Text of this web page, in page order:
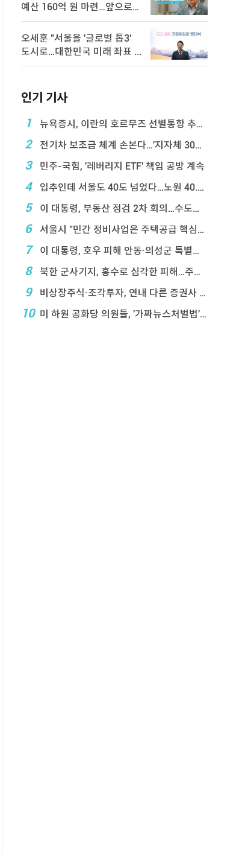
예산 160억 원 마련…앞으로도
...
오세훈 "서울을 '글로벌 톱3'
도시로…대한민국 미래 좌표 ...
인기 기사
1
뉴욕증시, 이란의 호르무즈 선별통항 추진에 하락
2 전기차 보조금 체계 손본다…'지자체 30％ 매칭' ...
3 민주-국힘, '레버리지 ETF' 책임 공방 계속
4 입추인데 서울도 40도 넘었다…노원 40.2도 기록
5 이 대통령, 부동산 점검 2차 회의…수도권 공급대책 ...
6 서울시 "민간 정비사업은 주택공급 핵심&q ...
7 이 대통령, 호우 피해 안동·의성군 특별재난지역 선포
8 북한 군사기지, 홍수로 심각한 피해…주택 수백채 파괴
9 비상장주식·조각투자, 연내 다른 증권사 계좌 거래 ...
10 미 하원 공화당 의원들, '가짜뉴스처벌법' 항의 서한